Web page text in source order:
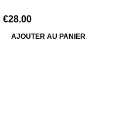
€28.00
AJOUTER AU PANIER